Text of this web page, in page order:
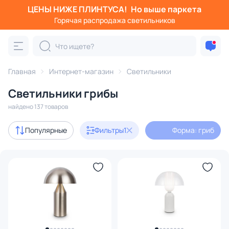
ЦЕНЫ НИЖЕ ПЛИНТУСА! Но выше паркета
Горячая распродажа светильников
Главная Интернет-магазин Светильники
Светильники грибы
найдено 137 товаров
Популярные Фильтры1 Форма: гриб
Фильтры
Категория:
Люстры Подвесные светильники
Акции 13
В наличии 103